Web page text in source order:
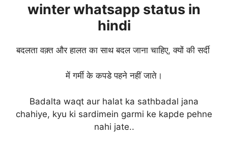
winterwhatsapp status in
hindi
बदलता वक़्त और हालत का साथ बदल जाना चाहिए, क्यों की सर्दी
में गर्मी के कपडे पहने नहीं जाते।
Badalta waqt aur halat ka sathbadal jana
chahiye, kyu ki sardimein garmi ke kapde pehne
nahi jate..